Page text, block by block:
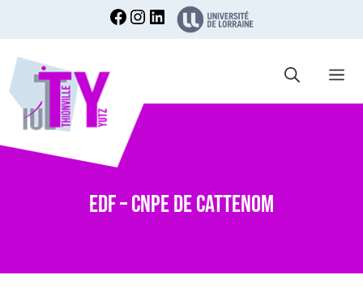
EDF – CNPE de Cattenom